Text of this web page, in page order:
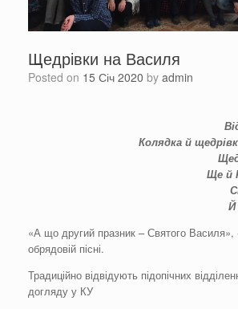
Щедрівки на Василя
Posted on 15 Січ 2020 by admin
Колядка й
Ще й
Й
«А що другий празник – Святого Василя»,
обрядовій пісні.
Традиційно відвідують підопічних
догляду у КУ